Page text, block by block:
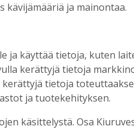
kävijämääriä ja mainontaa.
ja käyttää tietoja, kuten
kerättyjä tietoja
tietoja
ja tuotekehityksen.
käsittelystä. Osa